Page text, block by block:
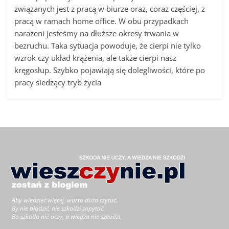
związanych jest z pracą w biurze oraz, coraz częściej, z
pracą w ramach home office. W obu przypadkach
narażeni jesteśmy na dłuższe okresy trwania w
bezruchu. Taka sytuacja powoduje, że cierpi nie tylko
wzrok czy układ krążenia, ale także cierpi nasz
kręgosłup. Szybko pojawiają się dolegliwości, które po
pracy siedzący tryb życia
Aby wiedzieć więcej, warto dużo czytać.
By nie błądzić, nie szkodzi zapytać.
Bo szkoda nie uczy, a wiedza nie szkodzi.